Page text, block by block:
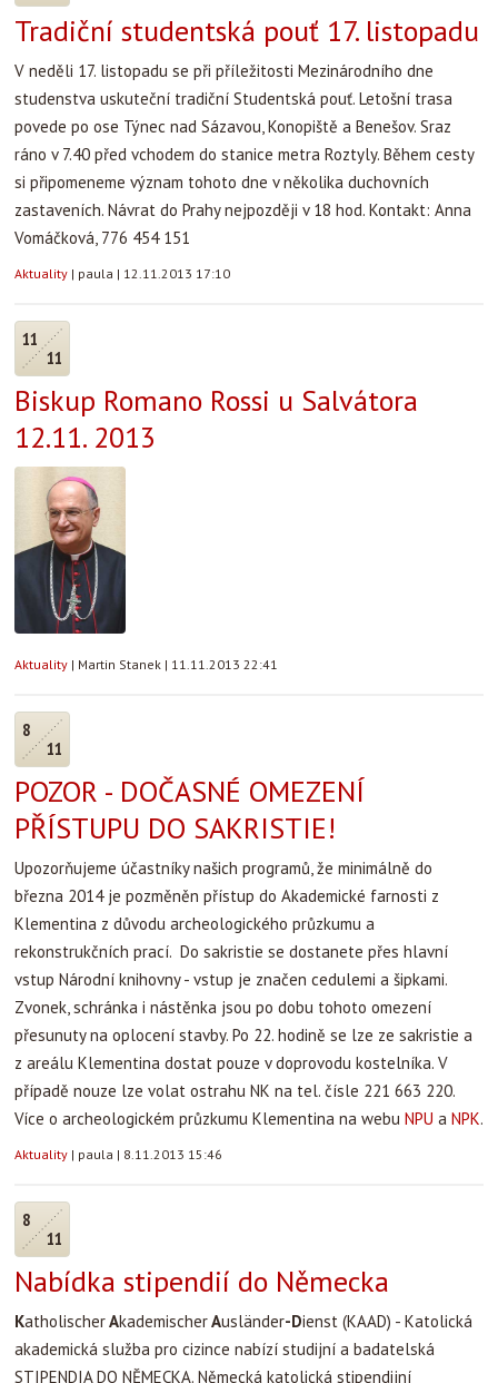
Tradiční studentská pouť 17. listopadu
V neděli 17. listopadu se při příležitosti Mezinárodního dne
studenstva uskuteční tradiční Studentská pouť. Letošní trasa
povede po ose Týnec nad Sázavou, Konopiště a Benešov. Sraz
ráno v 7.40 před vchodem do stanice metra Roztyly. Během cesty
si připomeneme význam tohoto dne v několika duchovních
zastaveních. Návrat do Prahy nejpozději v 18 hod. Kontakt: Anna
Vomáčková, 776 454 151
Aktuality | paula | 12.11.2013 17:10
11
11
Biskup Romano Rossi u Salvátora
12.11. 2013
Aktuality | Martin Stanek | 11.11.2013 22:41
8
11
POZOR - DOČASNÉ OMEZENÍ
PŘÍSTUPU DO SAKRISTIE!
Upozorňujeme účastníky našich programů, že minimálně do
března 2014 je pozměněn přístup do Akademické farnosti z
Klementina z důvodu archeologického průzkumu a
rekonstrukčních prací. Do sakristie se dostanete přes hlavní
vstup Národní knihovny - vstup je značen cedulemi a šipkami.
Zvonek, schránka i nástěnka jsou po dobu tohoto omezení
přesunuty na oplocení stavby. Po 22. hodině se lze ze sakristie a
z areálu Klementina dostat pouze v doprovodu kostelníka. V
případě nouze lze volat ostrahu NK na tel. čísle 221 663 220.
Více o archeologickém průzkumu Klementina na webu NPU a NPK.
Aktuality | paula | 8.11.2013 15:46
8
11
Nabídka stipendií do Německa
KatholischerAkademischerAusländer-Dienst (KAAD) - Katolická
akademická služba pro cizince nabízí studijní a badatelská
STIPENDIA DO NĚMECKA. Německá katolická stipendijní